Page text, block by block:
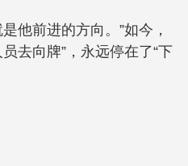
他前进的方向。”如今，
去向牌”，永远停在了“下